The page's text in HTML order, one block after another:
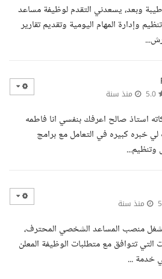
وبعد، يسعدني التقدم لوظيفة مساعد
المهام اليومية وتقديم تقارير
منذ سنة
استاذ صالح اعرفك بنفسي انا فاطمه
خبره كبيره في التعامل مع برامج
وتنظيم...
منذ سنة
منصب المساعد الشخصي المحترف،
تتوافق مع متطلبات الوظيفة المعلن
خدمة ...